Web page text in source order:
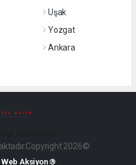
Uşak
Yozgat
Ankara
2026©
Web Aksiyon ®